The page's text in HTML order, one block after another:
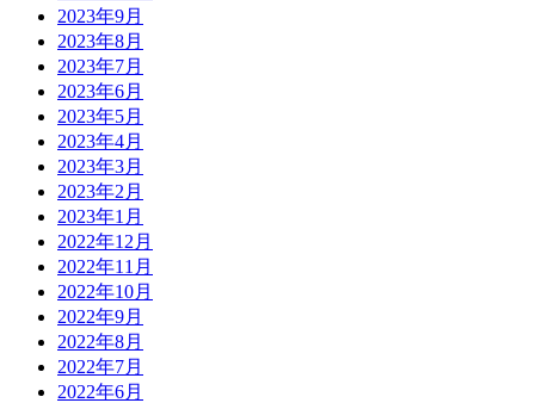
2023年9月
2023年8月
2023年7月
2023年6月
2023年5月
2023年4月
2023年3月
2023年2月
2023年1月
2022年12月
2022年11月
2022年10月
2022年9月
2022年8月
2022年7月
2022年6月